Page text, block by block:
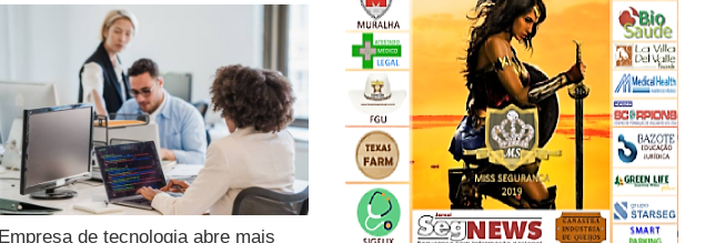
Empresa de tecnologia abre mais